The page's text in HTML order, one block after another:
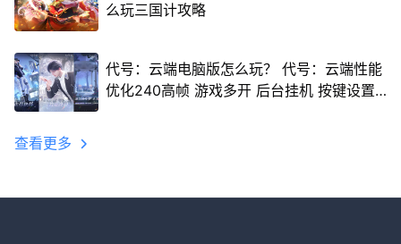
么玩三国计攻略
代号：云端电脑版怎么玩？ 代号：云端性能
优化240高帧 游戏多开 后台挂机 按键设置
查看更多